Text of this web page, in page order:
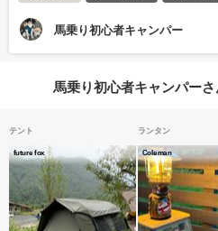
馬乗り初心者キャンパー
馬乗り初心者キャンパー
テント
future fox
ランタン
Coleman